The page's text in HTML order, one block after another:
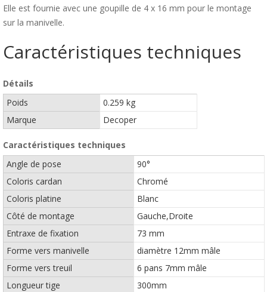
Elle est fournie avec une goupille de 4 x 16 mm pour le montage
sur la manivelle.
Caractéristiques techniques
Détails
Poids
0.259 kg
Marque
Decoper
Caractéristiques techniques
Angle de pose
90°
Coloris cardan
Chromé
Coloris platine
Blanc
Côté de montage
Gauche,Droite
Entraxe de fixation
73 mm
Forme vers manivelle
diamètre 12mm mâle
Forme vers treuil
6 pans 7mm mâle
Longueur tige
300mm